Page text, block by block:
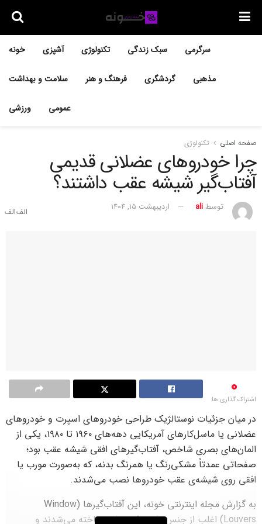
خونه آشپزی تکنولوژی سبک زندگی سرگرمی
سلامت و بهداشت فرهنگ و هنر گردشگری مذهبی
ورزشی عمومی
صفحه اصلی تکنولوژی
چرا خودروهای عضلانی قدیمی
آفتاب‌گیر شیشه عقب داشتند؟
توسطali اردیبهشت ۱۵, ۱۴۰۴
0
اشتراک گذاری ها
در میان جزئیات نوستالژیک طراحی خودروهای اسپرت و خودروهای
عضلانی یا ماسل‌کارهای آمریکایی دهه‌های ۱۹۶۰ تا ۱۹۸۰، یکی از
المان‌های بصری شاخص، آفتاب‌گیرهای افقی شیشه عقب بود؛
صفحاتی عمدتاً مشکی‌رنگ یا همرنگ بدنه، که به‌صورت مورب یا
افقی روی شیشه‌ی عقب خودروها نصب می‌شدند.
به گزارش مجله اینترنتی خونه، این آفتاب‌گیرها (Window
Louvers) اغلب از جنس پلاستیک مقاوم ساخته می‌شدند و